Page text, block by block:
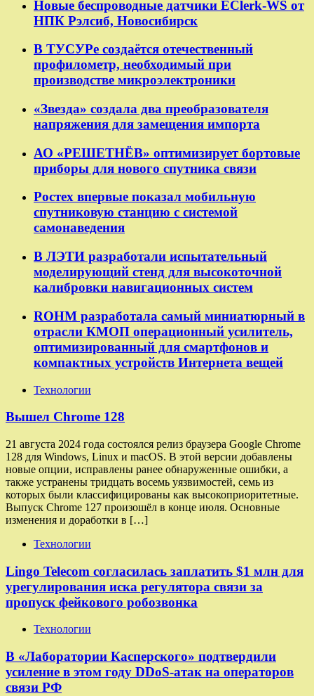
Новые беспроводные датчики EClerk-WS от
НПК Рэлсиб, Новосибирск
В ТУСУРе создаётся отечественный
профилометр, необходимый при
производстве микроэлектроники
«Звезда» создала два преобразователя
напряжения для замещения импорта
АО «РЕШЕТНЁВ» оптимизирует бортовые
приборы для нового спутника связи
Ростех впервые показал мобильную
спутниковую станцию с системой
самонаведения
В ЛЭТИ разработали испытательный
моделирующий стенд для высокоточной
калибровки навигационных систем
ROHM разработала самый миниатюрный в
отрасли КМОП операционный усилитель,
оптимизированный для смартфонов и
компактных устройств Интернета вещей
Технологии
Вышел Chrome 128
21 августа 2024 года состоялся релиз браузера Google Chrome
128 для Windows, Linux и macOS. В этой версии добавлены
новые опции, исправлены ранее обнаруженные ошибки, а
также устранены тридцать восемь уязвимостей, семь из
которых были классифицированы как высокоприоритетные.
Выпуск Chrome 127 произошёл в конце июля. Основные
изменения и доработки в […]
Технологии
Lingo Telecom согласилась заплатить $1 млн для
урегулирования иска регулятора связи за
пропуск фейкового робозвонка
Технологии
В «Лаборатории Касперского» подтвердили
усиление в этом году DDoS-атак на операторов
связи РФ